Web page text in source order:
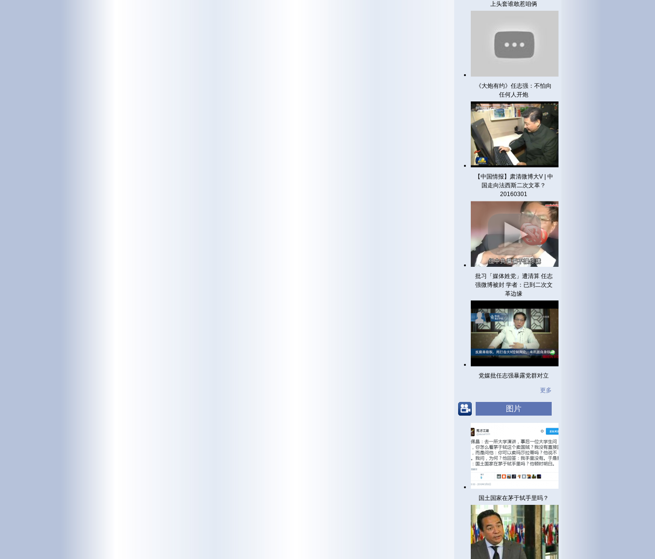
上头套谁敢惹咱俩
《大炮有约》任志强：不怕向
任何人开炮
【中国情报】肃清微博大V | 中
国走向法西斯二次文革？
20160301
批习「媒体姓党」遭清算 任志
强微博被封 学者：已到二次文
革边缘
党媒批任志强暴露党群对立
更多
图片
国土国家在茅于轼手里吗？